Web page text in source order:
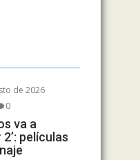
de 2026
0
va a
películas